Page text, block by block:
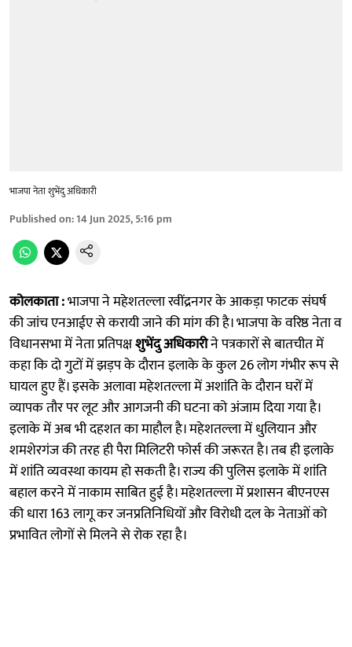
भाजपा नेता शुभेंदु अधिकारी
Published on:14 Jun 2025, 5:16 pm
कोलकाता :भाजपा ने महेशतल्ला रवींद्रनगर के आकड़ा फाटक संघर्ष
की जांच एनआईए से करायी जाने की मांग की है। भाजपा के वरिष्ठ नेता व
विधानसभा में नेता प्रतिपक्षशुभेंदु अधिकारीने पत्रकारों से बातचीत में
कहा कि दो गुटों में झड़प के दौरान इलाके के कुल 26 लोग गंभीर रूप से
घायल हुए हैं। इसके अलावा महेशतल्ला में अशांति के दौरान घरों में
व्यापक तौर पर लूट और आगजनी की घटना को अंजाम दिया गया है।
इलाके में अब भी दहशत का माहौल है। महेशतल्ला में धुलियान और
शमशेरगंज की तरह ही पैरा मिलिटरी फोर्स की जरूरत है। तब ही इलाके
में शांति व्यवस्था कायम हो सकती है। राज्य की पुलिस इलाके में शांति
बहाल करने में नाकाम साबित हुई है। महेशतल्ला में प्रशासन बीएनएस
की धारा 163 लागू कर जनप्रतिनिधियों और विरोधी दल के नेताओं को
प्रभावित लोगों से मिलने से रोक रहा है।